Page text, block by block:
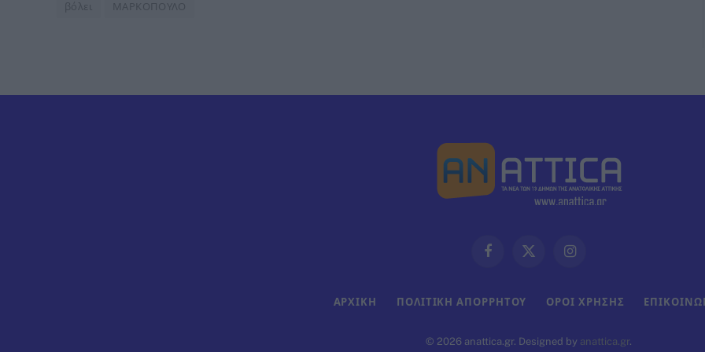
βόλει ΜΑΡΚΟΠΟΥΛΟ
FacebookX
Instagram
ΑΡΧΙΚΗ ΠΟΛΙΤΙΚΗ ΑΠΟΡΡΗΤΟΥ ΟΡΟΙ ΧΡΗΣΗΣ
© 2026 anattica.gr. Designed by anattica.gr.